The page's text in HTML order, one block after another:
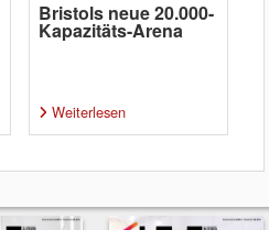
Bristols neue 20.000-
Kapazitäts-Arena
Weiterlesen